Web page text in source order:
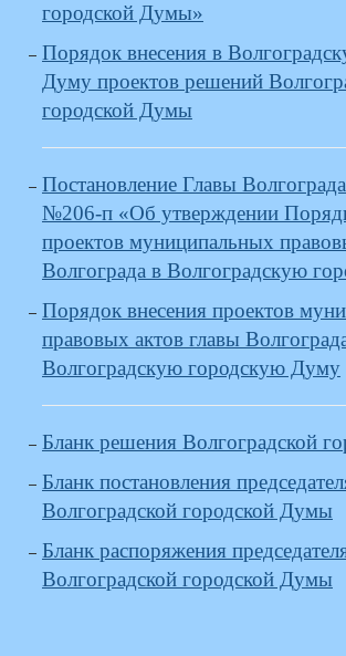
городской Думы»
Порядок внесения в
Думу проектов решений
городской Думы
Постановление Главы
№206-п «Об утверждении
проектов муниципальных
Волгограда в Волгоградскую
Порядок внесения проектов
правовых актов главы
Волгоградскую городскую Думу
Бланк решения Волгоградской
Бланк постановления
Волгоградской городской Думы
Бланк распоряжения
Волгоградской городской Думы